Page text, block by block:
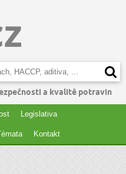
a kvalitě potravin
Legislativa
Kontakt